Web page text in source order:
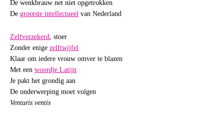
De wenkbrauw net niet opgetrokken
De grootste intellectueel van Nederland
Zelfverzekerd
, stoer
Zonder enige zelftwijfel
Klaar om iedere vrouw omver te blazen
Met een woordje Latijn
Je pakt het grondig aan
De onderwerping moet volgen
Venturis ventis